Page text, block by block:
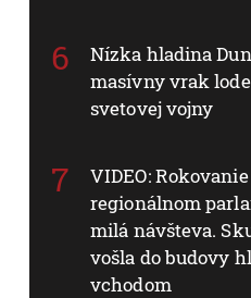
Nízka hladina
masívny vrak
svetovej vojny
VIDEO:
regionálnom
milá návšteva.
vošla do budovy
vchodom